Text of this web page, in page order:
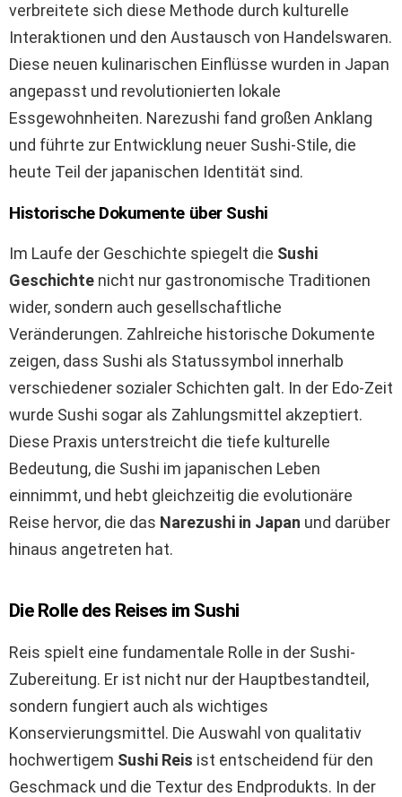
verbreitete sich diese Methode durch kulturelle
Interaktionen und den Austausch von Handelswaren.
Diese neuen kulinarischen Einflüsse wurden in Japan
angepasst und revolutionierten lokale
Essgewohnheiten. Narezushi fand großen Anklang
und führte zur Entwicklung neuer Sushi-Stile, die
heute Teil der japanischen Identität sind.
Historische Dokumente über Sushi
Im Laufe der Geschichte spiegelt die Sushi
Geschichte nicht nur gastronomische Traditionen
wider, sondern auch gesellschaftliche
Veränderungen. Zahlreiche historische Dokumente
zeigen, dass Sushi als Statussymbol innerhalb
verschiedener sozialer Schichten galt. In der Edo-Zeit
wurde Sushi sogar als Zahlungsmittel akzeptiert.
Diese Praxis unterstreicht die tiefe kulturelle
Bedeutung, die Sushi im japanischen Leben
einnimmt, und hebt gleichzeitig die evolutionäre
Reise hervor, die das Narezushi in Japan und darüber
hinaus angetreten hat.
Die Rolle des Reises im Sushi
Reis spielt eine fundamentale Rolle in der Sushi-
Zubereitung. Er ist nicht nur der Hauptbestandteil,
sondern fungiert auch als wichtiges
Konservierungsmittel. Die Auswahl von qualitativ
hochwertigem Sushi Reis ist entscheidend für den
Geschmack und die Textur des Endprodukts. In der